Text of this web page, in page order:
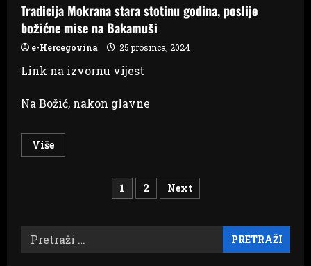
slabost
nije
zapreka
spasenju,
već
put
do
njega
Tradicija Mokrana stara stotinu godina, poslije
božićne mise na Bakamuši
e-Hercegovina 25 prosinca, 2024
Link na izvornu vijest
Na Božić, nakon glavne
VišeRead
more
mise
na
Brojevi
stranica
objava
1 2 Next
Pretraži: